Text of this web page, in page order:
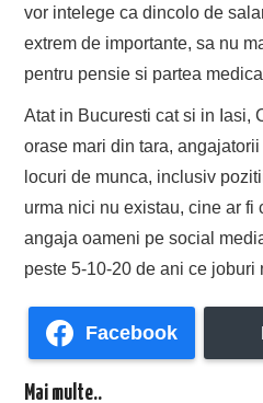
vor intelege ca dincolo de
extrem de importante, sa nu
pentru pensie si partea
Atat in Bucuresti cat si in Iasi,
orase mari din tara,
locuri de munca, inclusiv
urma nici nu existau, cine ar fi
angaja oameni pe social
peste 5-10-20 de ani ce joburi
Facebook
Mai multe..